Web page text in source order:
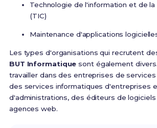
Technologie de l'information et de
(TIC)
Maintenance d'applications
Les types d'organisations qui recrutent
BUT Informatique sont également
travailler dans des entreprises de services
des services informatiques d'entreprises
d'administrations, des éditeurs de
agences web.